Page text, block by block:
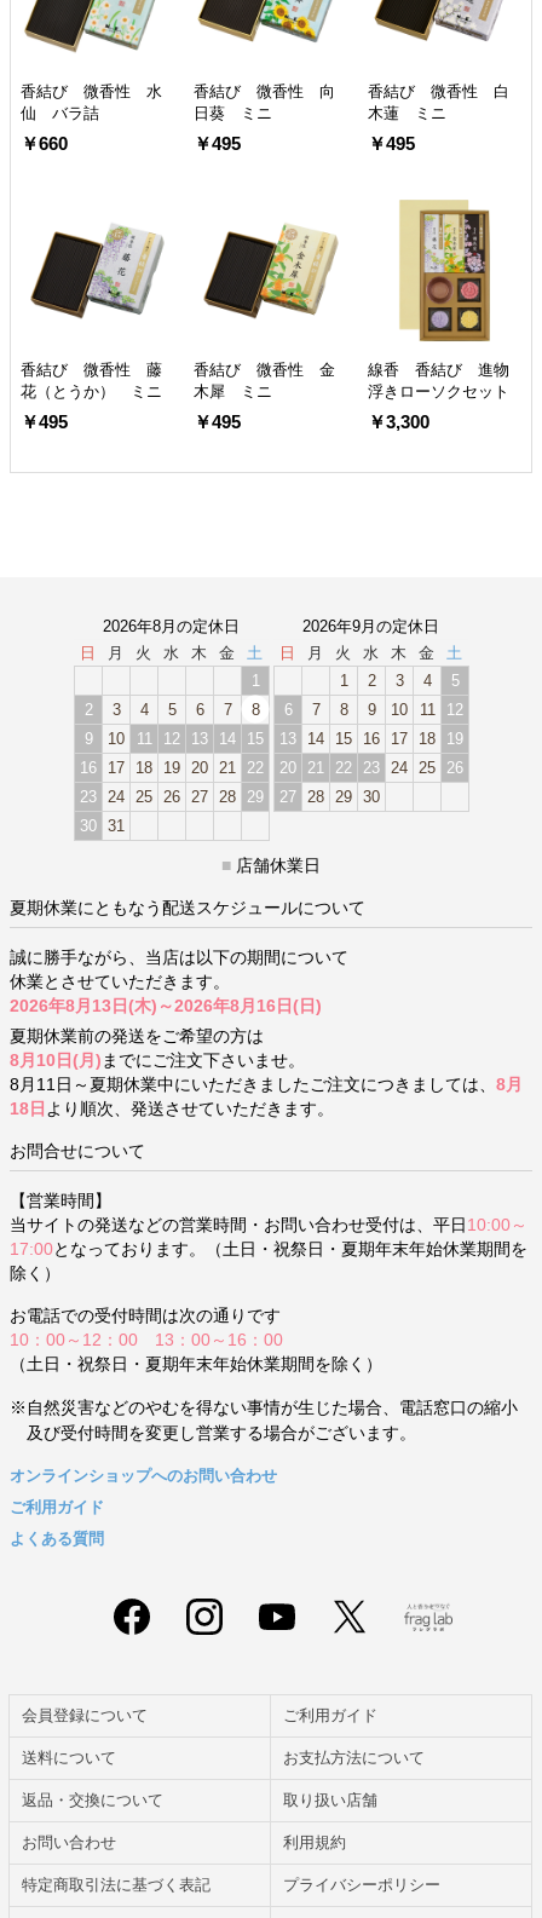
香結び 微香性 水
仙 バラ詰
￥660
香結び 微香性 向
日葵 ミニ
￥495
香結び 微香性 白
木蓮 ミニ
￥495
香結び 微香性 藤
花（とうか） ミニ
￥495
香結び 微香性 金
木犀 ミニ
￥495
線香 香結び 進物
浮きローソクセット
￥3,300
2026年8月の定休日
日
月 火 水 木 金
土
1
2
3 4 5 6 7
8
9
10 11 12 13 14
15
16
17 18 19 20 21
22
23
24 25 26 27 28
29
30 31
2026年9月の定休日
日
月 火 水 木 金
土
1
2 3 4
5
6
7 8 9 10 11
12
13
14 15 16 17 18
19
20
21 22 23 24 25
26
27
28 29 30
■ 店舗休業日
夏期休業にともなう配送スケジュールについて
誠に勝手ながら、当店は以下の期間について
休業とさせていただきます。
2026年8月13日(木)～2026年8月16日(日)
夏期休業前の発送をご希望の方は
8月10日(月) までにご注文下さいませ。
8月11日～夏期休業中にいただきましたご注文につきましては、 8月
18日 より順次、発送させていただきます。
お問合せについて
【営業時間】
当サイトの発送などの営業時間・お問い合わせ受付は、平日 10:00～
17:00となっております。（土日・祝祭日・夏期年末年始休業期間を
除く）
お電話での受付時間は次の通りです
10：00～12：00 13：00～16：00
（土日・祝祭日・夏期年末年始休業期間を除く）
※自然災害などのやむを得ない事情が生じた場合、電話窓口の縮小
及び受付時間を変更し営業する場合がございます。
オンラインショップへのお問い合わせ
ご利用ガイド
よくある質問
会員登録について ご利用ガイド
送料について お支払方法について
返品・交換について 取り扱い店舗
お問い合わせ 利用規約
特定商取引法に基づく表記 プライバシーポリシー